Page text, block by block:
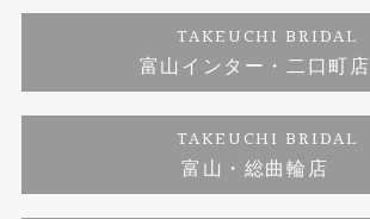
福井指輪工房｜手作り結婚指輪 and 婚約指輪
福井工房｜手作り婚約指輪プロポーズプラン
TAKEUCHI BRIDAL
富山インター・二口町店
TAKEUCHI BRIDAL
富山・総曲輪店